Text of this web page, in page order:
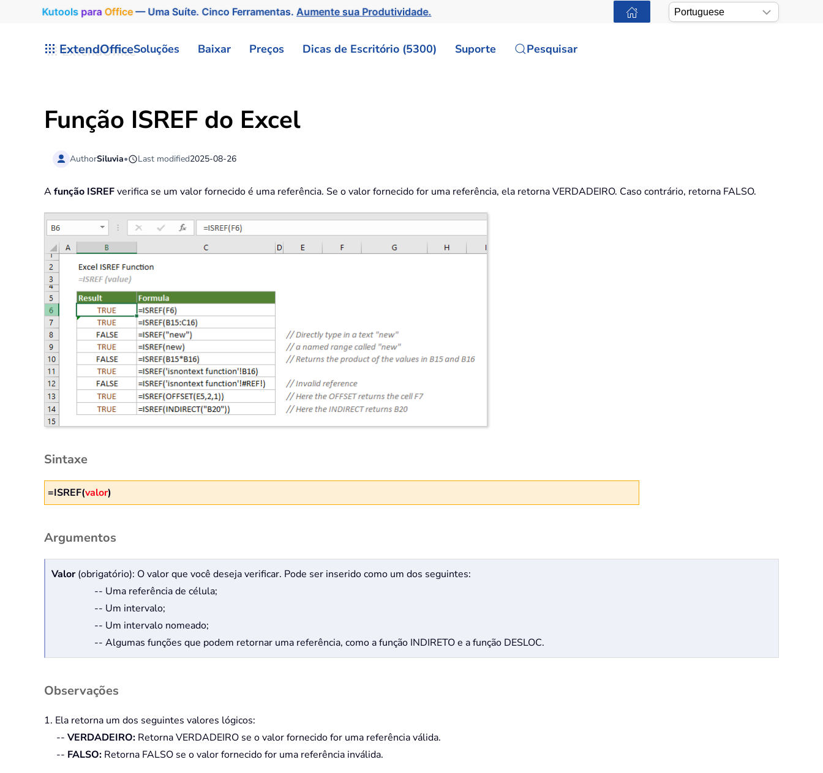
Kutoolspara Office— Uma Suíte. Cinco Ferramentas.Aumente sua Produtividade.
ExtendOfficeSoluções Baixar Preços Dicas de Escritório (5300) Suporte Pesquisar
Função ISREF do Excel
AuthorSiluvia• Last modified2025-08-26
Afunção ISREFverifica se um valor fornecido é uma referência. Se o valor fornecido for uma referência, ela retorna VERDADEIRO. Caso contrário, retorna FALSO.
Sintaxe
=ISREF(valor)
Argumentos
Valor(obrigatório): O valor que você deseja verificar. Pode ser inserido como um dos seguintes:
-- Uma referência de célula;
-- Um intervalo;
-- Um intervalo nomeado;
-- Algumas funções que podem retornar uma referência, como a função INDIRETO e a função DESLOC.
Observações
1. Ela retorna um dos seguintes valores lógicos:
-- VERDADEIRO: Retorna VERDADEIRO se o valor fornecido for uma referência válida.
-- FALSO: Retorna FALSO se o valor fornecido for uma referência inválida.